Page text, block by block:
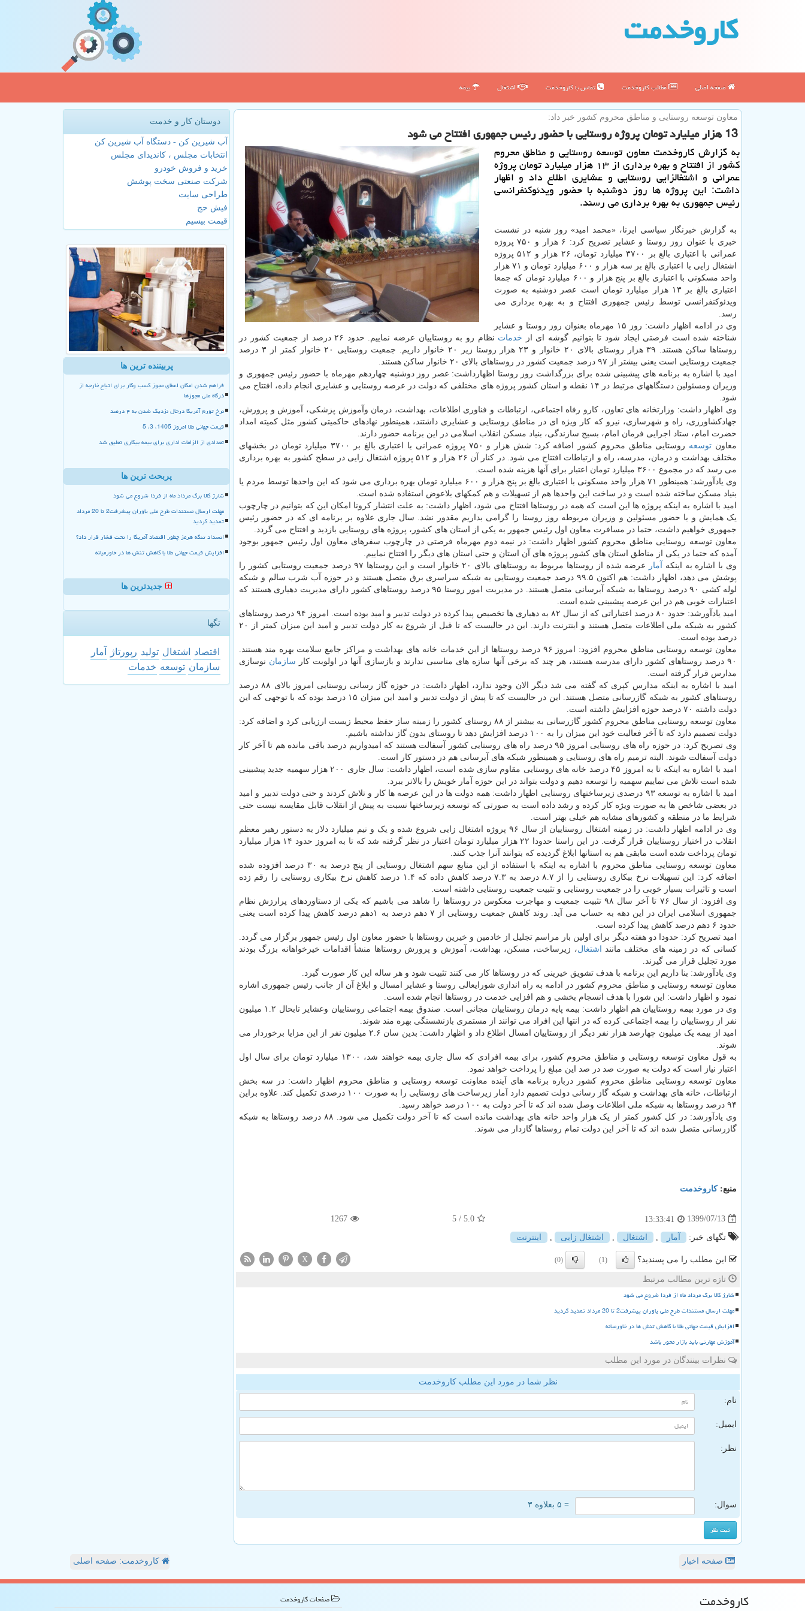
كاروخدمت
صفحه اصلی مطالب كاروخدمت تماس با كاروخدمت اشتغال بیمه
معاون توسعه روستایی و مناطق محروم كشور خبر داد:
13 هزار میلیارد تومان پروژه روستایی با حضور رئیس جمهوری افتتاح می شود
به گزارش كاروخدمت معاون توسعه روستایی و مناطق محروم
كشور از افتتاح و بهره برداری از ۱۳ هزار میلیارد تومان پروژه
عمرانی و اشتغالزایی روستایی و عشایری اطلاع داد و اظهار
داشت: این پروژه ها روز دوشنبه با حضور ویدئوكنفرانسی
رئیس جمهوری به بهره برداری می رسند.
به گزارش خبرنگار سیاسی ایرنا، «محمد امید» روز شنبه در نشست
خبری با عنوان روز روستا و عشایر تصریح کرد: ۶ هزار و ۷۵۰ پروژه
عمرانی با اعتباری بالغ بر ۳۷۰۰ میلیارد تومان، ۲۶ هزار و ۵۱۲ پروژه
اشتغال زایی با اعتباری بالغ بر سه هزار و ۶۰۰ میلیارد تومان و ۷۱ هزار
واحد مسکونی با اعتباری بالغ بر پنج هزار و ۶۰۰ میلیارد تومان که جمعا
اعتباری بالغ بر ۱۳ هزار میلیارد تومان است عصر دوشنبه به صورت
ویدئوکنفرانسی توسط رئیس جمهوری افتتاح و به بهره برداری می
رسد.
وی در ادامه اظهار داشت: روز ۱۵ مهرماه بعنوان روز روستا و عشایر
شناخته شده است فرصتی ایجاد شود تا بتوانیم گوشه ای از خدمات
نظام رو به روستاییان عرضه نماییم. حدود ۲۶ درصد از جمعیت کشور در
روستاها ساکن هستند. ۳۹ هزار روستای بالای ۲۰ خانوار و ۲۳ هزار روستا زیر ۲۰ خانوار داریم. جمعیت روستایی ۲۰ خانوار کمتر از ۳ درصد
جمعیت روستایی است یعنی بیشتر از ۹۷ درصد جمعیت کشور در روستاهای بالای ۲۰ خانوار ساکن هستند.
امید با اشاره به برنامه های پیشبینی شده برای بزرگداشت روز روستا اظهارداشت: عصر روز دوشنبه چهاردهم مهرماه با حضور رئیس جمهوری و
وزیران ومسئولین دستگاههای مرتبط در ۱۴ نقطه و استان کشور پروژه های مختلفی که دولت در عرصه روستایی و عشایری انجام داده، افتتاح می
شود.
وی اظهار داشت: وزارتخانه های تعاون، کارو رفاه اجتماعی، ارتباطات و فناوری اطلاعات، بهداشت، درمان وآموزش پزشکی، آموزش و پرورش،
جهادکشاورزی، راه و شهرسازی، نیرو که کار ویژه ای در مناطق روستایی و عشایری داشتند، همینطور نهادهای حاکمیتی کشور مثل کمیته امداد
حضرت امام، ستاد اجرایی فرمان امام، بسیج سازندگی، بنیاد مسکن انقلاب اسلامی در این برنامه حضور دارند.
معاون توسعه
روستایی مناطق محروم کشور اضافه کرد: شش هزار و ۷۵۰ پروژه عمرانی با اعتباری بالغ بر ۳۷۰۰ میلیارد تومان در بخشهای
مختلف بهداشت و درمان، مدرسه، راه و ارتباطات افتتاح می شود. در کنار آن ۲۶ هزار و ۵۱۲ پروژه اشتغال زایی در سطح کشور به بهره برداری
می رسد که در مجموع ۳۶۰۰ میلیارد تومان اعتبار برای آنها هزینه شده است.
وی یادآورشد: همینطور ۷۱ هزار واحد مسکونی با اعتباری بالغ بر پنج هزار و ۶۰۰ میلیارد تومان بهره برداری می شود که این واحدها توسط مردم یا
بنیاد مسکن ساخته شده است و در ساخت این واحدها هم از تسهیلات و هم کمکهای بلاعوض استفاده شده است.
امید با اشاره به اینکه پروژه ها این است که همه در روستاها افتتاح می شود، اظهار داشت: به علت انتشار کرونا امکان این که بتوانیم در چارچوب
یک همایش و با حضور مسئولین و وزیران مربوطه روز روستا را گرامی بداریم مقدور نشد. سال جاری علاوه بر برنامه ای که در حضور رئیس
جمهوری خواهیم داشت، حتما در مسافرت معاون اول رئیس جمهور به یکی از استان های کشور، پروژه های روستایی بازدید و افتتاح می گردد.
معاون توسعه روستایی مناطق محروم کشور اظهار داشت: در نیمه دوم مهرماه فرصتی در چارچوب سفرهای معاون اول رئیس جمهور بوجود
آمده که حتما در یکی از مناطق استان های کشور پروژه های آن استان و حتی استان های دیگر را افتتاح نماییم.
وی با اشاره به اینکه
آمار
عرضه شده از روستاها مربوط به روستاهای بالای ۲۰ خانوار است و این روستاها ۹۷ درصد جمعیت روستایی کشور را
پوشش می دهد، اظهار داشت: هم اکنون ۹۹.۵ درصد جمعیت روستایی به شبکه سراسری برق متصل هستند و در حوزه آب شرب سالم و شبکه
لوله کشی ۹۰ درصد روستاها به شبکه آبرسانی متصل هستند. در مدیریت امور روستا ۹۵ درصد روستاهای کشور دارای مدیریت دهیاری هستند که
اعتبارات خوبی هم در این عرصه پیشبینی شده است.
امید یادآورشد: حدود ۸۰ درصد اعتباراتی که از سال ۸۲ به دهیاری ها تخصیص پیدا کرده در دولت تدبیر و امید بوده است. امروز ۹۴ درصد روستاهای
کشور به شبکه ملی اطلاعات متصل هستند و اینترنت دارند. این در حالیست که تا قبل از شروع به کار دولت تدبیر و امید این میزان کمتر از ۲۰
درصد بوده است.
معاون توسعه روستایی مناطق محروم افزود: امروز ۹۶ درصد روستاها از این خدمات خانه های بهداشت و مراکز جامع سلامت بهره مند هستند.
۹۰ درصد روستاهای کشور دارای مدرسه هستند، هر چند که برخی آنها سازه های مناسبی ندارند و بازسازی آنها در اولویت کار
سازمان نوسازی
مدارس قرار گرفته است.
امید با اشاره به اینکه مدارس کپری که گفته می شد دیگر الان وجود ندارد، اظهار داشت: در حوزه گاز رسانی روستایی امروز بالای ۸۸ درصد
روستاهای کشور به شبکه گازرسانی متصل هستند. این در حالیست که تا پیش از دولت تدبیر و امید این میزان ۱۵ درصد بوده که با توجهی که این
دولت داشته ۷۰ درصد حوزه افزایش داشته است.
معاون توسعه روستایی مناطق محروم کشور گازرسانی به بیشتر از ۸۸ روستای کشور را زمینه ساز حفظ محیط زیست ارزیابی کرد و اضافه کرد:
دولت تصمیم دارد که تا آخر فعالیت خود این میزان را به ۱۰۰ درصد افزایش دهد تا روستای بدون گاز نداشته باشیم.
وی تصریح کرد: در حوزه راه های روستایی امروز ۹۵ درصد راه های روستایی کشور آسفالت هستند که امیدواریم درصد باقی مانده هم تا آخر کار
دولت آسفالت شوند. البته ترمیم راه های روستایی و همینطور شبکه های آبرسانی هم در دستور کار است.
امید با اشاره به اینکه تا به امروز ۴۵ درصد خانه های روستایی مقاوم سازی شده است، اظهار داشت: سال جاری ۲۰۰ هزار سهمیه جدید پیشبینی
شده است تلاش می نماییم سهمیه را توسعه دهیم و دولت بتواند در این حوزه آمار خویش را بالاتر ببرد.
امید با اشاره به توسعه ۹۳ درصدی زیرساختهای روستایی اظهار داشت: همه دولت ها در این عرصه ها کار و تلاش کردند و حتی دولت تدبیر و امید
در بعضی شاخص ها به صورت ویژه کار کرده و رشد داده است به صورتی که توسعه زیرساختها نسبت به پیش از انقلاب قابل مقایسه نیست حتی
شرایط ما در منطقه و کشورهای مشابه هم خیلی بهتر است.
وی در ادامه اظهار داشت: در زمینه اشتغال روستاییان از سال ۹۶ پروژه اشتغال زایی شروع شده و یک و نیم میلیارد دلار به دستور رهبر معظم
انقلاب در اختیار روستاییان قرار گرفت. در این راستا حدودا ۲۲ هزار میلیارد تومان اعتبار در نظر گرفته شد که تا به امروز حدود ۱۴ هزار میلیارد
تومان پرداخت شده است مابقی هم به استانها ابلاغ گردیده که بتوانند آنرا جذب کنند.
معاون توسعه روستایی مناطق محروم با اشاره به اینکه با استفاده از این منابع سهم اشتغال روستایی از پنج درصد به ۳۰ درصد افزوده شده
اضافه کرد: این تسهیلات نرخ بیکاری روستایی را از ۸.۷ درصد به ۷.۳ درصد کاهش داده که ۱.۴ درصد کاهش نرخ بیکاری روستایی را رقم زده
است و تاثیرات بسیار خوبی را در جمعیت روستایی و تثبیت جمعیت روستایی داشته است.
وی افزود: از سال ۷۶ تا آخر سال ۹۸ تثبیت جمعیت و مهاجرت معکوس در روستاها را شاهد می باشیم که یکی از دستاوردهای پرارزش نظام
جمهوری اسلامی ایران در این دهه به حساب می آید. روند کاهش جمعیت روستایی از ۷ دهم درصد به ۱دهم درصد کاهش پیدا کرده است یعنی
حدود ۶ دهم درصد کاهش پیدا کرده است.
امید تصریح کرد: حدودا دو هفته دیگر برای اولین بار مراسم تجلیل از خادمین و خیرین روستاها با حضور معاون اول رئیس جمهور برگزار می گردد.
کسانی که در زمینه های مختلف مانند
اشتغال، زیرساخت، مسکن، بهداشت، آموزش و پرورش روستاها منشأ اقدامات خیرخواهانه بزرگ بودند
مورد تجلیل قرار می گیرند.
وی یادآورشد: بنا داریم این برنامه با هدف تشویق خیرینی که در روستاها کار می کنند تثبیت شود و هر ساله این کار صورت گیرد.
معاون توسعه روستایی و مناطق محروم کشور در ادامه به راه اندازی شورایعالی روستا و عشایر امسال و ابلاغ آن از جانب رئیس جمهوری اشاره
نمود و اظهار داشت: این شورا با هدف انسجام بخشی و هم افزایی خدمت در روستاها انجام شده است.
وی در مورد بیمه روستاییان هم اظهار داشت: بیمه پایه درمان روستاییان مجانی است. صندوق بیمه اجتماعی روستاییان وعشایر تابحال ۱.۲ میلیون
نفر از روستاییان را بیمه اجتماعی کرده که در انتها این افراد می توانند از مستمری بازنشستگی بهره مند شوند.
امید از بیمه یک میلیون چهارصد هزار نفر دیگر از روستاییان امسال اطلاع داد و اظهار داشت: بدین سان ۲.۶ میلیون نفر از این مزایا برخوردار می
شوند.
به قول معاون توسعه روستایی و مناطق محروم کشور، برای بیمه افرادی که سال جاری بیمه خواهند شد، ۱۳۰۰ میلیارد تومان برای سال اول
اعتبار نیاز است که دولت به صورت صد در صد این مبلغ را پرداخت خواهد نمود.
معاون توسعه روستایی مناطق محروم کشور درباره برنامه های آینده معاونت توسعه روستایی و مناطق محروم اظهار داشت: در سه بخش
ارتباطات، خانه های بهداشت و شبکه گاز رسانی دولت تصمیم دارد آمار زیرساخت های روستایی را به صورت ۱۰۰ درصدی تکمیل کند. علاوه براین
۹۴ درصد روستاها به شبکه ملی اطلاعات وصل شده اند که تا آخر دولت به ۱۰۰ درصد خواهد رسید.
وی یادآورشد: در کل کشور کمتر از یک هزار واحد خانه های بهداشت مانده است که تا آخر دولت تکمیل می شود. ۸۸ درصد روستاها به شبکه
گازرسانی متصل شده اند که تا آخر این دولت تمام روستاها گازدار می شوند.
منبع:كاروخدمت
1399/07/13
13:33:41
5.0
/ 5
1267
تگهای خبر: آمار اشتغال اشتغال زایی اینترنت
این مطلب را می پسندید؟ (1)
(0)
X
تازه ترین مطالب مرتبط
شارژ کالا برگ مرداد ماه از فردا شروع می شود
مهلت ارسال مستندات طرح ملی یاوران پیشرفت2 تا 20 مرداد تمدید گردید
افزایش قیمت جهانی طلا با کاهش تنش ها در خاورمیانه
آموزش مهارتی باید بازار محور باشد
نظرات بینندگان در مورد این مطلب
نظر شما در مورد این مطلب کاروخدمت
نام:
ایمیل:
نظر:
سوال: = ۵ بعلاوه ۳
دوستان کار و خدمت
آب شیرین کن - دستگاه آب شیرین کن
انتخابات مجلس ، کاندیدای مجلس
خرید و فروش خودرو
شرکت صنعتی سخت پوشش
طراحی سایت
فیش حج
قیمت بیسیم
پربیننده ترین ها
فراهم شدن امکان اعطای مجوز کسب وکار برای اتباع خارجه از
درگاه ملی مجوزها
نرخ تورم آمریکا درحال نزدیک شدن به ۴ درصد
قیمت جهانی طلا امروز 1405، 3، 5
تعدادی از الزامات اداری برای بیمه بیکاری تعلیق شد
پربحث ترین ها
شارژ کالا برگ مرداد ماه از فردا شروع می شود
مهلت ارسال مستندات طرح ملی یاوران پیشرفت2 تا 20 مرداد
تمدید گردید
انسداد تنگه هرمز چطور اقتصاد آمریکا را تحت فشار قرار داد؟
افزایش قیمت جهانی طلا با کاهش تنش ها در خاورمیانه
جدیدترین ها
تگها
اقتصاد اشتغال تولید رپورتاژ
آمار
سازمان توسعه خدمات
صفحه اخبار کاروخدمت: صفحه اصلی
كاروخدمت صفحات كاروخدمت